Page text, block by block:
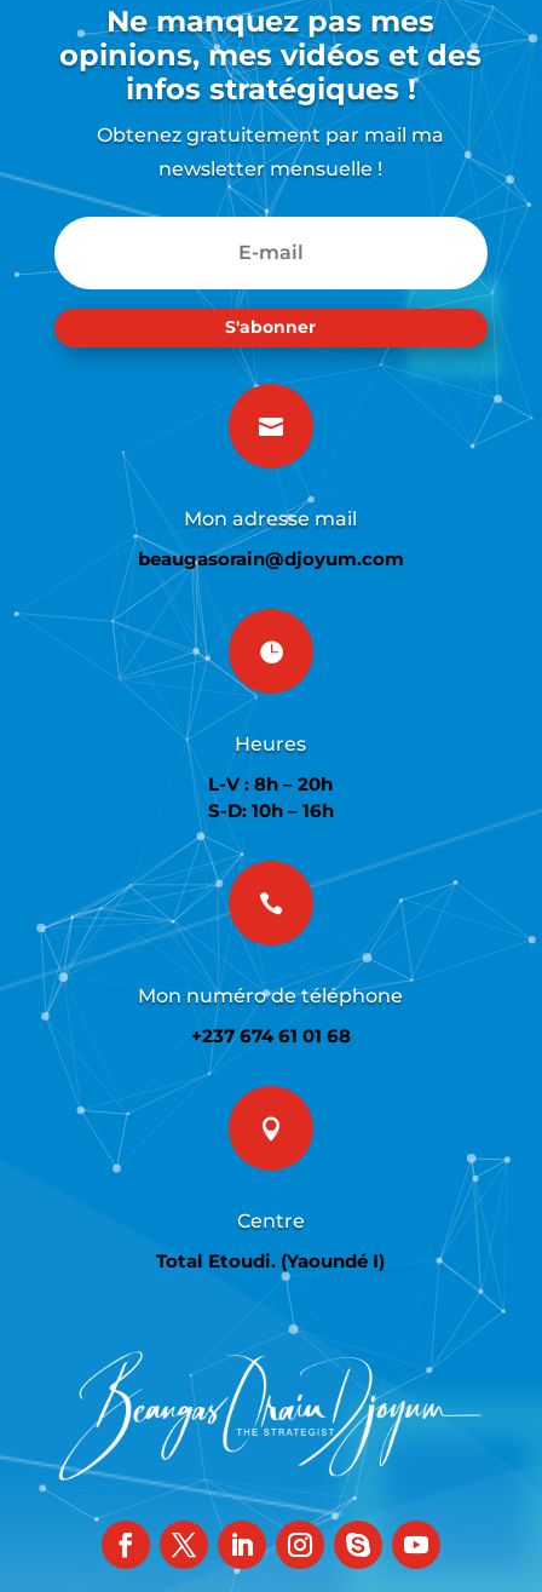
Ne manquez pas mes
opinions, mes vidéos et des
infos stratégiques !
Obtenez gratuitement par mail ma
newsletter mensuelle !
S'abonner

Mon adresse mail
beaugasorain@djoyum.com

Heures
L-V : 8h – 20h
S-D: 10h – 16h

Mon numéro de téléphone
+237 674 61 01 68

Centre
Total Etoudi. (Yaoundé I)